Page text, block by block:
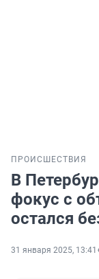
ПРОИСШЕСТВИЯ
В
фокус с
остался
31 января 2025, 13:41